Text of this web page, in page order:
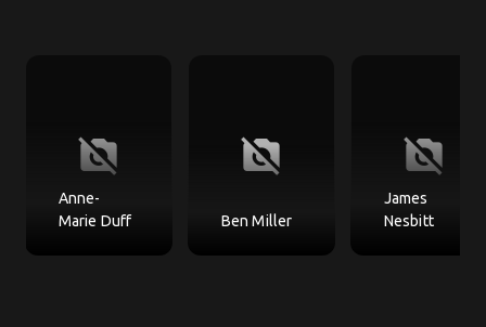
no_photography
Anne-
Marie Duff
no_photography
Ben Miller
no_photography
James
Nesbitt